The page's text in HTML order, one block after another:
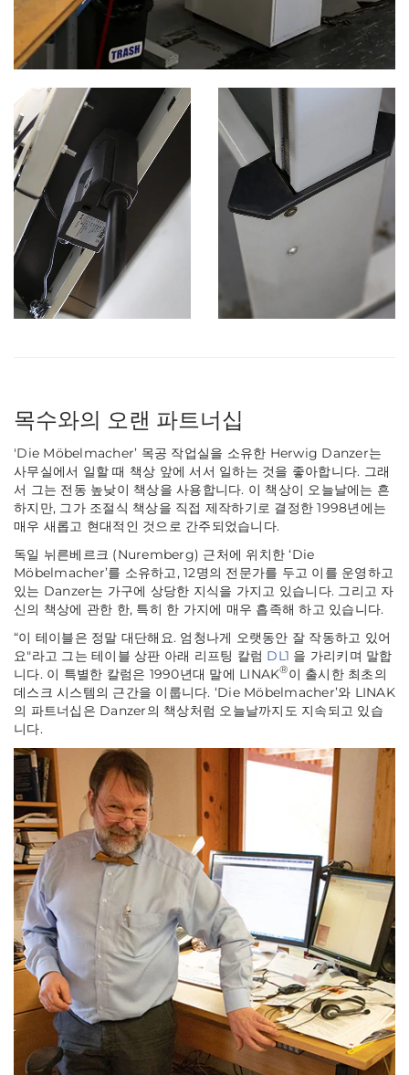
목수와의 오랜 파트너십
'Die Möbelmacher’ 목공 작업실을 소유한 Herwig Danzer는
사무실에서 일할 때 책상 앞에 서서 일하는 것을 좋아합니다. 그래
서 그는 전동 높낮이 책상을 사용합니다. 이 책상이 오늘날에는 흔
하지만, 그가 조절식 책상을 직접 제작하기로 결정한 1998년에는
매우 새롭고 현대적인 것으로 간주되었습니다.
독일 뉘른베르크 (Nuremberg) 근처에 위치한 ‘Die
Möbelmacher’를 소유하고, 12명의 전문가를 두고 이를 운영하고
있는 Danzer는 가구에 상당한 지식을 가지고 있습니다. 그리고 자
신의 책상에 관한 한, 특히 한 가지에 매우 흡족해 하고 있습니다.
“이 테이블은 정말 대단해요. 엄청나게 오랫동안 잘 작동하고 있어
요"라고 그는 테이블 상판 아래 리프팅 칼럼 DL1 을 가리키며 말합
니다. 이 특별한 칼럼은 1990년대 말에 LINAK®이 출시한 최초의
데스크 시스템의 근간을 이룹니다. ‘Die Möbelmacher’와 LINAK
의 파트너십은 Danzer의 책상처럼 오늘날까지도 지속되고 있습
니다.